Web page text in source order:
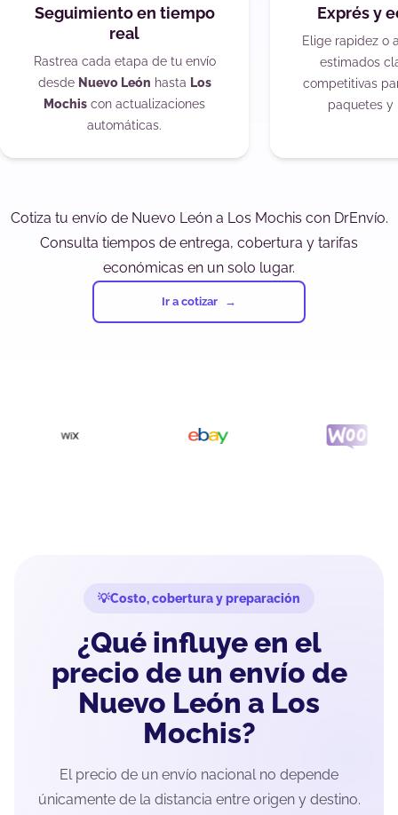
Seguimiento en tiempo
real
Rastrea cada etapa de tu envío
desde Nuevo León hasta Los
Mochis con actualizaciones
automáticas.
Exprés y
Elige rapidez o
estimados
competitivas
paquetes y
Cotiza tu envío de Nuevo León a Los Mochis con DrEnvío.
Consulta tiempos de entrega, cobertura y tarifas
económicas en un solo lugar.
Ir a cotizar
Costo, cobertura y preparación
¿Qué influye en el
precio de un envío de
Nuevo León a Los
Mochis?
El precio de un envío nacional no depende
únicamente de la distancia entre origen y destino.